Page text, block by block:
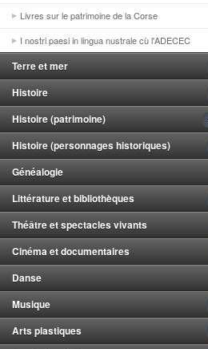
Livres sur le patrimoine de la Corse
I nostri paesi in lingua nustrale cù l'ADECEC
Terre et mer
Histoire
Histoire (patrimoine)
Histoire (personnages historiques)
Généalogie
Littérature et bibliothèques
Théâtre et spectacles vivants
Cinéma et documentaires
Danse
Musique
Arts plastiques